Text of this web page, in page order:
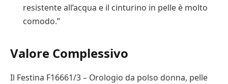
resistente all’acqua e il cinturino in pelle è molto
comodo.”
Valore Complessivo
Il Festina F16661/3 – Orologio da polso donna, pelle